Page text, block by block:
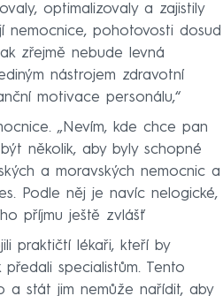
optimalizovaly a zajistily
nemocnice, pohotovosti dosud
zřejmě nebude levná
nástrojem zdravotní
motivace personálu,“
„Nevím, kde chce pan
několik, aby byly schopné
a moravských nemocnic a
Podle něj je navíc nelogické,
příjmu ještě zvlášť
praktičtí lékaři, kteří by
specialistům. Tento
a stát jim nemůže nařídit, aby